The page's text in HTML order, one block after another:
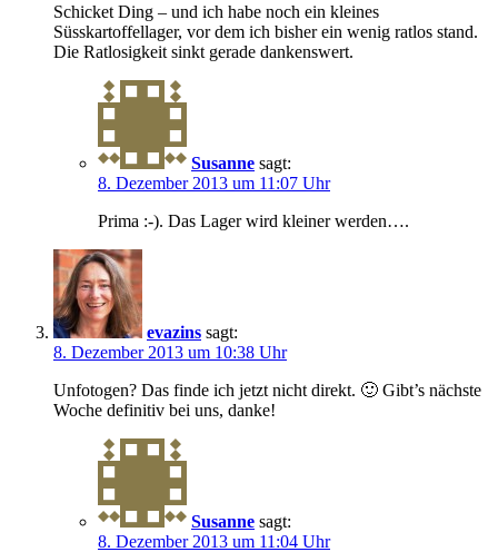
Schicket Ding – und ich habe noch ein kleines
Süsskartoffellager, vor dem ich bisher ein wenig ratlos stand.
Die Ratlosigkeit sinkt gerade dankenswert.
Susanne sagt:
8. Dezember 2013 um 11:07 Uhr
Prima :-). Das Lager wird kleiner werden….
evazins sagt:
8. Dezember 2013 um 10:38 Uhr
Unfotogen? Das finde ich jetzt nicht direkt. 🙂 Gibt’s nächste
Woche definitiv bei uns, danke!
Susanne sagt:
8. Dezember 2013 um 11:04 Uhr